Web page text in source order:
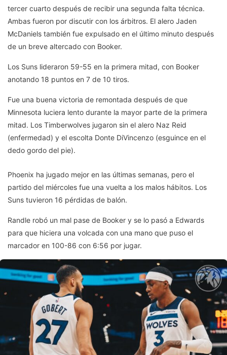
tercer cuarto después de recibir una segunda falta técnica.
Ambas fueron por discutir con los árbitros. El alero Jaden
McDaniels también fue expulsado en el último minuto después
de un breve altercado con Booker.
Los Suns lideraron 59-55 en la primera mitad, con Booker
anotando 18 puntos en 7 de 10 tiros.
Fue una buena victoria de remontada después de que
Minnesota luciera lento durante la mayor parte de la primera
mitad. Los Timberwolves jugaron sin el alero Naz Reid
(enfermedad) y el escolta Donte DiVincenzo (esguince en el
dedo gordo del pie).
Phoenix ha jugado mejor en las últimas semanas, pero el
partido del miércoles fue una vuelta a los malos hábitos. Los
Suns tuvieron 16 pérdidas de balón.
Randle robó un mal pase de Booker y se lo pasó a Edwards
para que hiciera una volcada con una mano que puso el
marcador en 100-86 con 6:56 por jugar.